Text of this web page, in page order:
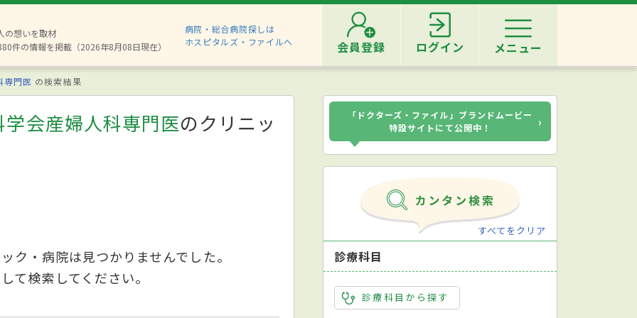
の想いを取材
件の情報を掲載（2026年8月08日現在）
病院・総合病院探しは
ホスピタルズ・ファイルへ
会員登録 ログイン メニュー
専門医 の検索結果
会産婦人科専門医のクリニッ
ク・病院は見つかりませんでした。
て検索してください。
「ドクターズ・ファイル」ブランドムービー
特設サイトにて公開中！
›
すべてをクリア
診療科目
診療科目から探す